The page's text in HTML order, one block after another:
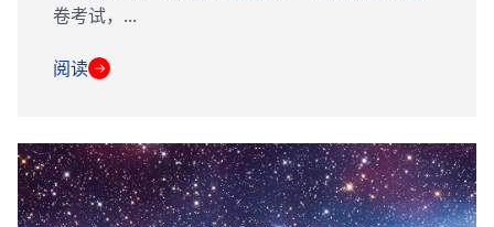
卷考试，...
阅读 →